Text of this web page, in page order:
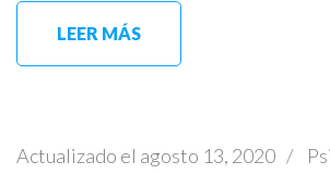
LEER MÁS
Actualizado el agosto 13, 2020 /